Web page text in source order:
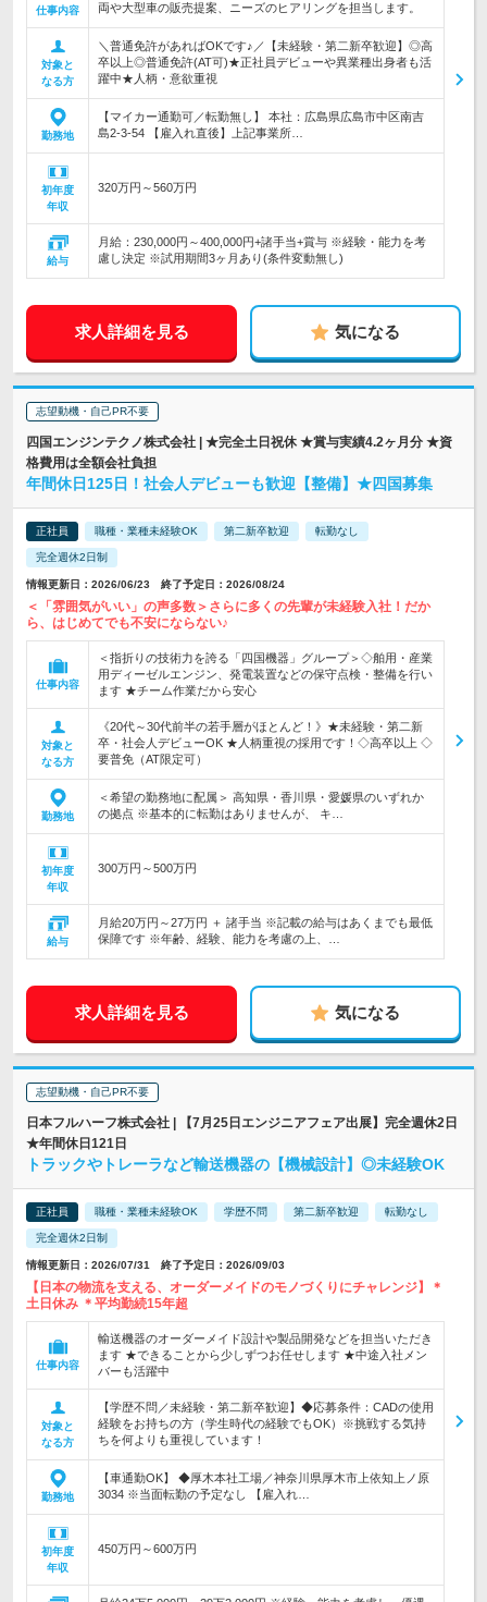
仕事内容
両や大型車の販売提案、ニーズのヒアリングを担当します。
対象と
なる方
＼普通免許があればOKです♪／【未経験・第二新卒歓迎】◎高
卒以上◎普通免許(AT可)★正社員デビューや異業種出身者も活
躍中★人柄・意欲重視
勤務地
【マイカー通勤可／転勤無し】 本社：広島県広島市中区南吉
島2-3-54 【雇入れ直後】上記事業所…
初年度
年収
320万円～560万円
給与
月給：230,000円～400,000円+諸手当+賞与 ※経験・能力を考
慮し決定 ※試用期間3ヶ月あり(条件変動無し)
求人詳細を見る 気になる
志望動機・自己PR不要
四国エンジンテクノ株式会社 | ★完全土日祝休 ★賞与実績4.2ヶ月分 ★資
格費用は全額会社負担
年間休日125日！社会人デビューも歓迎【整備】★四国募集
正社員 職種・業種未経験OK 第二新卒歓迎 転勤なし
完全週休2日制
情報更新日：2026/06/23 終了予定日：2026/08/24
＜「雰囲気がいい」の声多数＞さらに多くの先輩が未経験入社！だか
ら、はじめてでも不安にならない♪
仕事内容
＜指折りの技術力を誇る「四国機器」グループ＞◇舶用・産業
用ディーゼルエンジン、発電装置などの保守点検・整備を行い
ます ★チーム作業だから安心
対象と
なる方
《20代～30代前半の若手層がほとんど！》★未経験・第二新
卒・社会人デビューOK ★人柄重視の採用です！◇高卒以上 ◇
要普免（AT限定可）
勤務地
＜希望の勤務地に配属＞ 高知県・香川県・愛媛県のいずれか
の拠点 ※基本的に転勤はありませんが、 キ…
初年度
年収
300万円～500万円
給与
月給20万円～27万円 ＋ 諸手当 ※記載の給与はあくまでも最低
保障です ※年齢、経験、能力を考慮の上、…
求人詳細を見る 気になる
志望動機・自己PR不要
日本フルハーフ株式会社 | 【7月25日エンジニアフェア出展】完全週休2日
★年間休日121日
トラックやトレーラなど輸送機器の【機械設計】◎未経験OK
正社員 職種・業種未経験OK 学歴不問 第二新卒歓迎 転勤なし
完全週休2日制
情報更新日：2026/07/31 終了予定日：2026/09/03
【日本の物流を支える、オーダーメイドのモノづくりにチャレンジ】＊
土日休み ＊平均勤続15年超
仕事内容
輸送機器のオーダーメイド設計や製品開発などを担当いただき
ます ★できることから少しずつお任せします ★中途入社メン
バーも活躍中
対象と
なる方
【学歴不問／未経験・第二新卒歓迎】◆応募条件：CADの使用
経験をお持ちの方（学生時代の経験でもOK）※挑戦する気持
ちを何よりも重視しています！
勤務地
【車通勤OK】 ◆厚木本社工場／神奈川県厚木市上依知上ノ原
3034 ※当面転勤の予定なし 【雇入れ…
初年度
年収
450万円～600万円